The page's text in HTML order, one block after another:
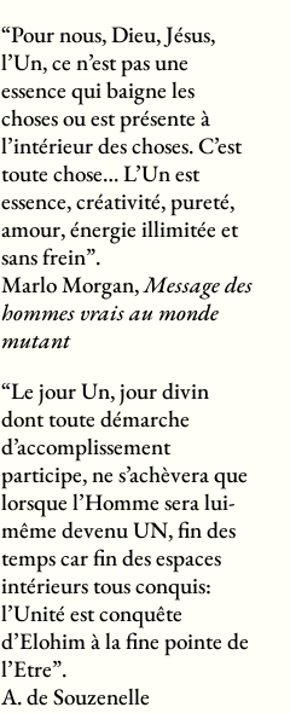
“Pour nous, Dieu, Jésus,
l’Un, ce n’est pas une
essence qui baigne les
choses ou est présente à
l’intérieur des choses. C’est
toute chose… L’Un est
essence, créativité, pureté,
amour, énergie illimitée et
sans frein”.
Marlo Morgan,Message des
hommes vrais au monde
mutant
“Le jour Un, jour divin
dont toute démarche
d’accomplissement
participe, ne s’achèvera que
lorsque l’Homme sera lui-
même devenu UN, fin des
temps car fin des espaces
intérieurs tous conquis:
l’Unité est conquête
d’Elohim à la fine pointe de
l’Etre”.
A. de Souzenelle